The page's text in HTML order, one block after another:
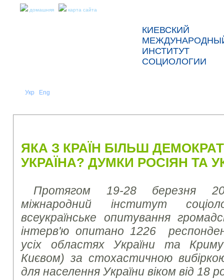
домашняя карта сайта
КИЕВСКИЙ
ИНСТИТУТ
СОЦИОЛОГИИ
Укр Eng
ЯКА З КРАЇН БІЛЬШ
УКРАЇНА? ДУМКИ РОСІЯН ТА
Протягом 19-28 березня
міжнародний інститут
всеукраїнське опитування
інтерв'ю опитано 1226
усіх областях України та
Києвом) за стохастичною
для населення України віком від 18